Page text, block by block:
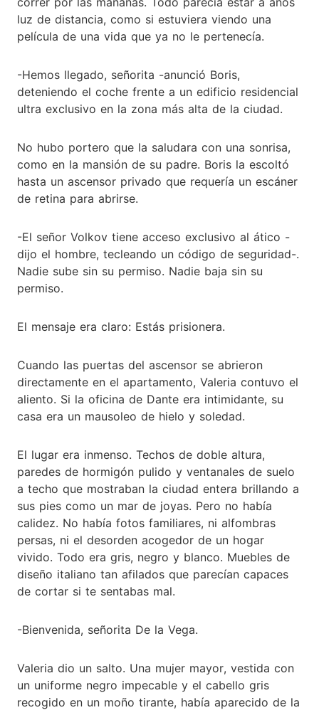
luz de distancia, como si estuviera viendo una
película de una vida que ya no le pertenecía.
-Hemos llegado, señorita -anunció Boris,
deteniendo el coche frente a un edificio residencial
ultra exclusivo en la zona más alta de la ciudad.
No hubo portero que la saludara con una sonrisa,
como en la mansión de su padre. Boris la escoltó
hasta un ascensor privado que requería un escáner
de retina para abrirse.
-El señor Volkov tiene acceso exclusivo al ático -
dijo el hombre, tecleando un código de seguridad-.
Nadie sube sin su permiso. Nadie baja sin su
permiso.
El mensaje era claro: Estás prisionera.
Cuando las puertas del ascensor se abrieron
directamente en el apartamento, Valeria contuvo el
aliento. Si la oficina de Dante era intimidante, su
casa era un mausoleo de hielo y soledad.
El lugar era inmenso. Techos de doble altura,
paredes de hormigón pulido y ventanales de suelo
a techo que mostraban la ciudad entera brillando a
sus pies como un mar de joyas. Pero no había
calidez. No había fotos familiares, ni alfombras
persas, ni el desorden acogedor de un hogar
vivido. Todo era gris, negro y blanco. Muebles de
diseño italiano tan afilados que parecían capaces
de cortar si te sentabas mal.
-Bienvenida, señorita De la Vega.
Valeria dio un salto. Una mujer mayor, vestida con
un uniforme negro impecable y el cabello gris
recogido en un moño tirante, había aparecido de la